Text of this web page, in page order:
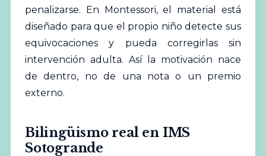
penalizarse. En Montessori, el material está
diseñado para que el propio niño detecte sus
equivocaciones y pueda corregirlas sin
intervención adulta. Así la motivación nace
de dentro, no de una nota o un premio
externo.
Bilingüismo real en IMS
Sotogrande